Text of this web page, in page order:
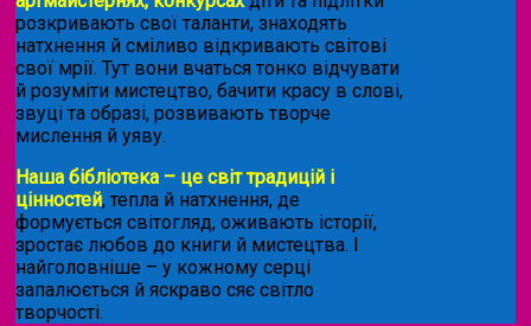
розкривають свої таланти, знаходять
натхнення й сміливо відкривають світові
свої мрії. Тут вони вчаться тонко відчувати
й розуміти мистецтво, бачити красу в слові,
звуці та образі, розвивають творче
мислення й уяву.
Наша бібліотека – це світ традицій і
цінностей, тепла й натхнення, де
формується світогляд, оживають історії,
зростає любов до книги й мистецтва. І
найголовніше – у кожному серці
запалюється й яскраво сяє світло
творчості.